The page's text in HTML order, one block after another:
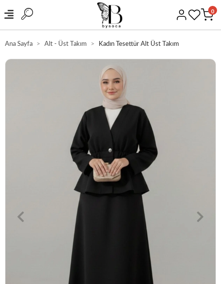
0
Ana Sayfa Alt - Üst Takım Kadın Tesettür Alt Üst Takım